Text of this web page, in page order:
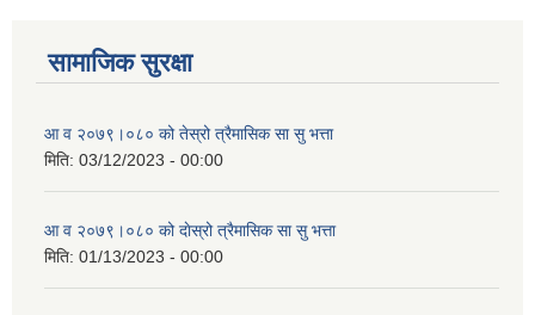
सामाजिक सुरक्षा
आ व २०७९।०८० को तेस्रो त्रैमासिक सा सु भत्ता
मिति: 03/12/2023 - 00:00
आ व २०७९।०८० को दाेस्रो त्रैमासिक सा सु भत्ता
मिति: 01/13/2023 - 00:00